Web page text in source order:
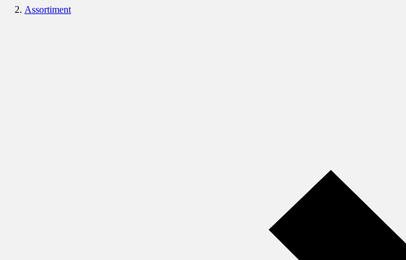
Assortiment